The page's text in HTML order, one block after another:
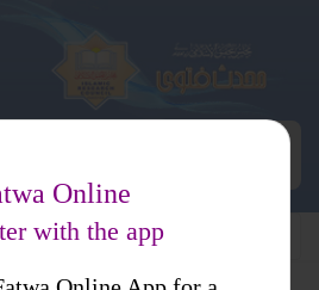
Online
with the app